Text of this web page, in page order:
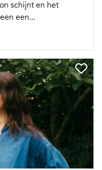
schijnt en het
een...